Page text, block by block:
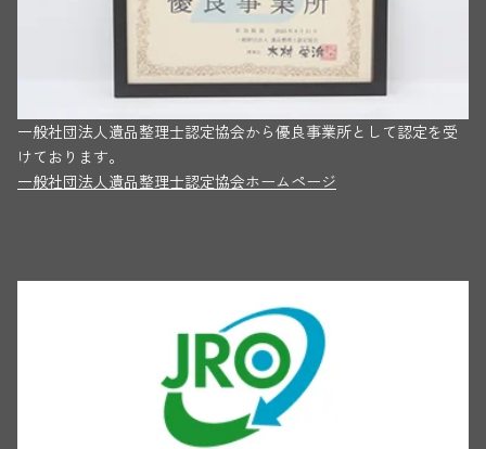
一般社団法人遺品整理士認定協会から優良事業所として認定を受
けております。
一般社団法人遺品整理士認定協会ホームページ